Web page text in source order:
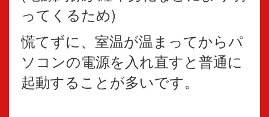
ってくるため)
慌てずに、室温が温まってからパ
ソコンの電源を入れ直すと普通に
起動することが多いです。